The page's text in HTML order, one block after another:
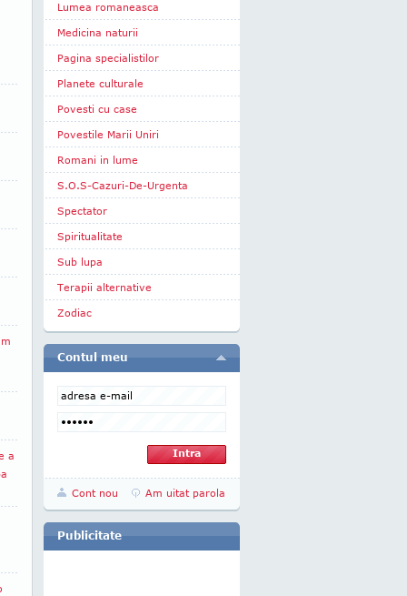
a
Lumea romaneasca
Medicina naturii
Pagina specialistilor
Planete culturale
Povesti cu case
Povestile Marii Uniri
Romani in lume
S.O.S-Cazuri-De-Urgenta
Spectator
Spiritualitate
Sub lupa
Terapii alternative
Zodiac
Contul meu
Cont nou Am uitat parola
Publicitate